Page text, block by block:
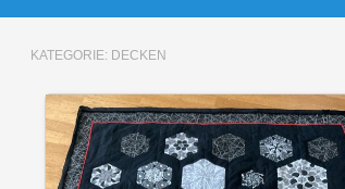
KATEGORIE: DECKEN